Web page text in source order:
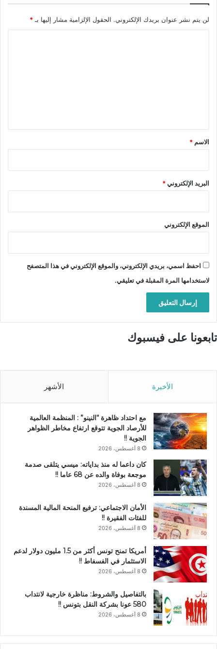
لن يتم نشر عنوان بريدك الإلكتروني. الحقول الإلزامية مشار إليها بـ *
*
الاسم *
البريد الإلكتروني*
الموقع الإلكتروني
احفظ اسمي، بريدي الإلكتروني، والموقع الإلكتروني في هذا المتصفح
لاستخدامها المرة المقبلة في تعليقي.
تابعونا على فيسبوك
الأخيرة الأشهر
مع احتداد ظاهرة “النينو” : المنظمة العالمية
للأرصاد الجوية تتوقع ارتفاع مخاطر الظواهر
الجوية !!
8 أغسطس، 2026
كان داعما له منذ بداياته: ميسي يتلقى صدمة
موجعة بوفاة والده عن 68 عاما !!
8 أغسطس، 2026
الأمان الاجتماعي: ترفيع المنحة المالية المسندة
للفئات الفقيرة !!
8 أغسطس، 2026
أمريكا تمنح تونس أكثر من 1.5 مليون دولار لدعم
الاستثمار في الفسفاط !!
8 أغسطس، 2026
بالتفاصيل والشروط: مناظرة خارجية لانتداب
580 عونا بشركة النقل بتونس !!
8 أغسطس، 2026